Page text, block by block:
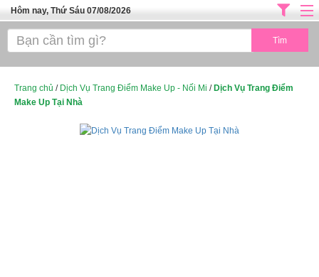
Hôm nay, Thứ Sáu 07/08/2026
Trang chủ
SPA TPHCM
Trang chủ / Dịch Vụ Trang Điểm Make Up - Nối Mi / Dịch Vụ Trang Điểm
Make Up Tại Nhà